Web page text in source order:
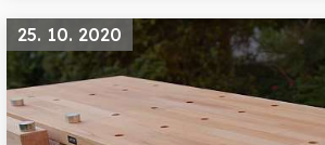
25. 10. 2020